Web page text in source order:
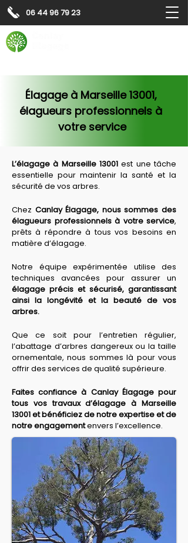
06 44 96 79 23
Élagage à Marseille 13001,
élagueurs professionnels à
votre service
L’élagage à Marseille 13001 est une tâche
essentielle pour maintenir la santé et la
sécurité de vos arbres.
Chez Canlay Élagage, nous sommes des
élagueurs professionnels à votre service,
prêts à répondre à tous vos besoins en
matière d’élagage.
Notre équipe expérimentée utilise des
élagage précis et sécurisé, garantissant
ainsi la longévité et la beauté de vos
arbres.
Que ce soit pour l’entretien régulier,
l’abattage d’arbres dangereux ou la taille
ornementale, nous sommes là pour vous
offrir des services de qualité supérieure.
Faites confiance à Canlay Élagage pour
tous vos travaux d’élagage à Marseille
13001 et bénéficiez de notre expertise et de
notre engagement envers l’excellence.